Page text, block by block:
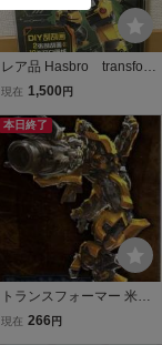
レア品 Hasbro transfor
mers SKETCHBOOK
ーマー スケッチブッ
ク A4サイズ 管理No3
現在 1,500 円
本日終了
トランスフォーマー 米国
版トレカ エンボスホイル
現在 266 円